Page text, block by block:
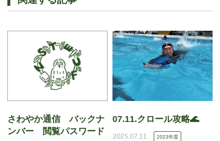
さわやか通信 バックナ
ンバー 閲覧パスワード
07.11.クロール攻略🌊
2025.07.11 2023年度